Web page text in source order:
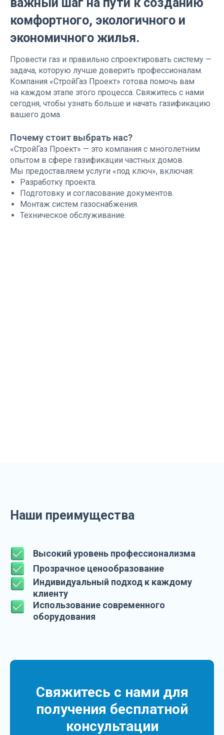
комфортного, экологичного и
экономичного жилья.
Провести газ и правильно спроектировать систему —
задача, которую лучше доверить профессионалам.
Компания «СтройГаз Проект» готова помочь вам
на каждом этапе этого процесса. Свяжитесь с нами
сегодня, чтобы узнать больше и начать газификацию
вашего дома.
Почему стоит выбрать нас?
«СтройГаз Проект» — это компания с многолетним
опытом в сфере газификации частных домов.
Мы предоставляем услуги «под ключ», включая:
Разработку проекта.
Подготовку и согласование документов.
Монтаж систем газоснабжения.
Техническое обслуживание.
Наши преимущества
Высокий уровень профессионализма
Прозрачное ценообразование
Индивидуальный подход к каждому
клиенту
Использование современного
оборудования
Свяжитесь с нами для
получения бесплатной
консультации